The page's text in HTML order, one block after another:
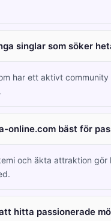
singlar som söker
har ett aktivt
online.com bäst för
och äkta attraktion
hitta passionerade